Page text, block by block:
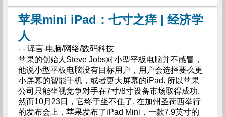
苹果mini iPad：七寸之痒 | 经济学
人
- - 译言-电脑/网络/数码科技
苹果的创始人Steve Jobs对小型平板电脑并不感冒，
他说小型平板电脑没有目标用户，用户会选择要么更
小屏幕的智能手机，或者更大屏幕的iPad. 所以苹果
公司只能坐视竞争对手在7寸/8寸设备市场取得成功.
然而10月23日，它终于坐不住了. 在加州圣荷西举行
的发布会上，苹果发布了iPad Mini，一款7.9英寸的